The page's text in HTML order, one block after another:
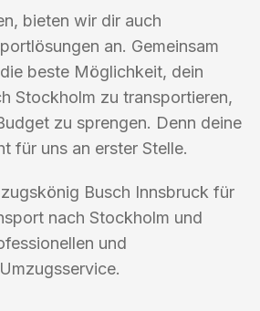
bieten wir dir auch
an. Gemeinsam
beste Möglichkeit, dein
Stockholm zu transportieren,
zu sprengen. Denn deine
für uns an erster Stelle.
Busch Innsbruck für
nach Stockholm und
und